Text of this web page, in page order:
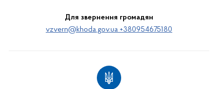
Для звернення громадян
vzvern@khoda.gov.ua +380954675180